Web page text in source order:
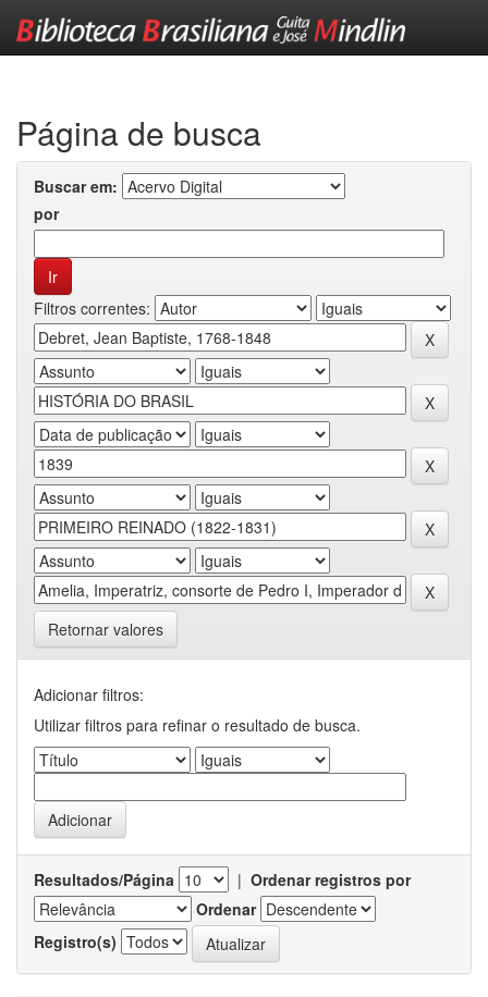
Página de busca
Buscar em:
por
Filtros correntes:
Retornar valores
Adicionar filtros:
Utilizar filtros para refinar o resultado de busca.
Resultados/Página | Ordenar registros por
Ordenar
Registro(s)